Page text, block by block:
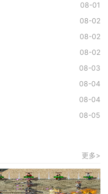
08-01
08-02
08-02
08-02
08-03
08-04
08-04
08-05
更多>